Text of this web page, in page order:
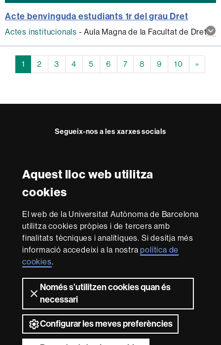
Aquest lloc web utilitza
cookies
El web de la Universitat Autònoma de Barcelona
utilitza cookies pròpies i de tercers amb
finalitats tècniques i analítiques. Si desitja més
informació accedeixi a la nostrapolítica de
cookies.
Només s’utilitzen cookies quan és
necessari
Configurar les meves preferències
Acte benvinguda estudiants 1r del grau Dret
Actes institucionals -Aula Magna de la Facultat de Dret
1 2 3 4 5 6 7 8 9 10 »
Segueix-nos a les xarxes socials
FacultatUAB
Reconeixement internacional de l'excel·lència
in
Research
-
Euraxess
Amb el finançament de
Sobre
aquest
web
Avís legal
web Accessibilitat web Mapa del web UAB
2026 Universitat Autònoma de Barcelona